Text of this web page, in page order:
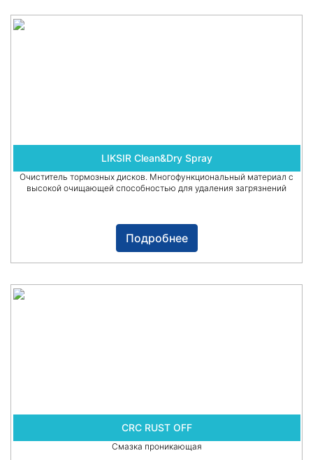
LIKSIR Clean&Dry Spray
Очиститель тормозных дисков. Многофункциональный материал с
высокой очищающей способностью для удаления загрязнений
Подробнее
CRC RUST OFF
Смазка проникающая